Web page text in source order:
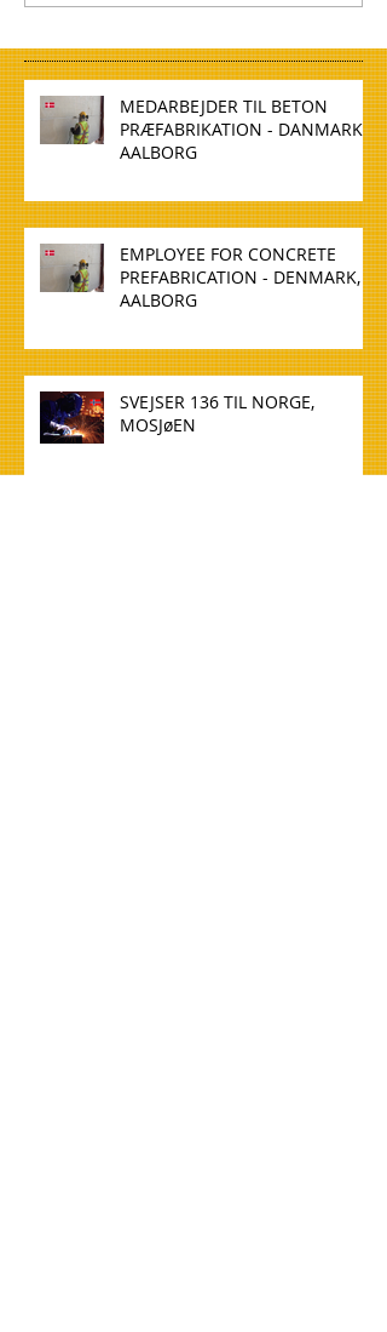
MEDARBEJDER TIL BETON
PRÆFABRIKATION - DANMARK,
AALBORG
EMPLOYEE FOR CONCRETE
PREFABRICATION - DENMARK,
AALBORG
SVEJSER 136 TIL NORGE,
MOSJøEN